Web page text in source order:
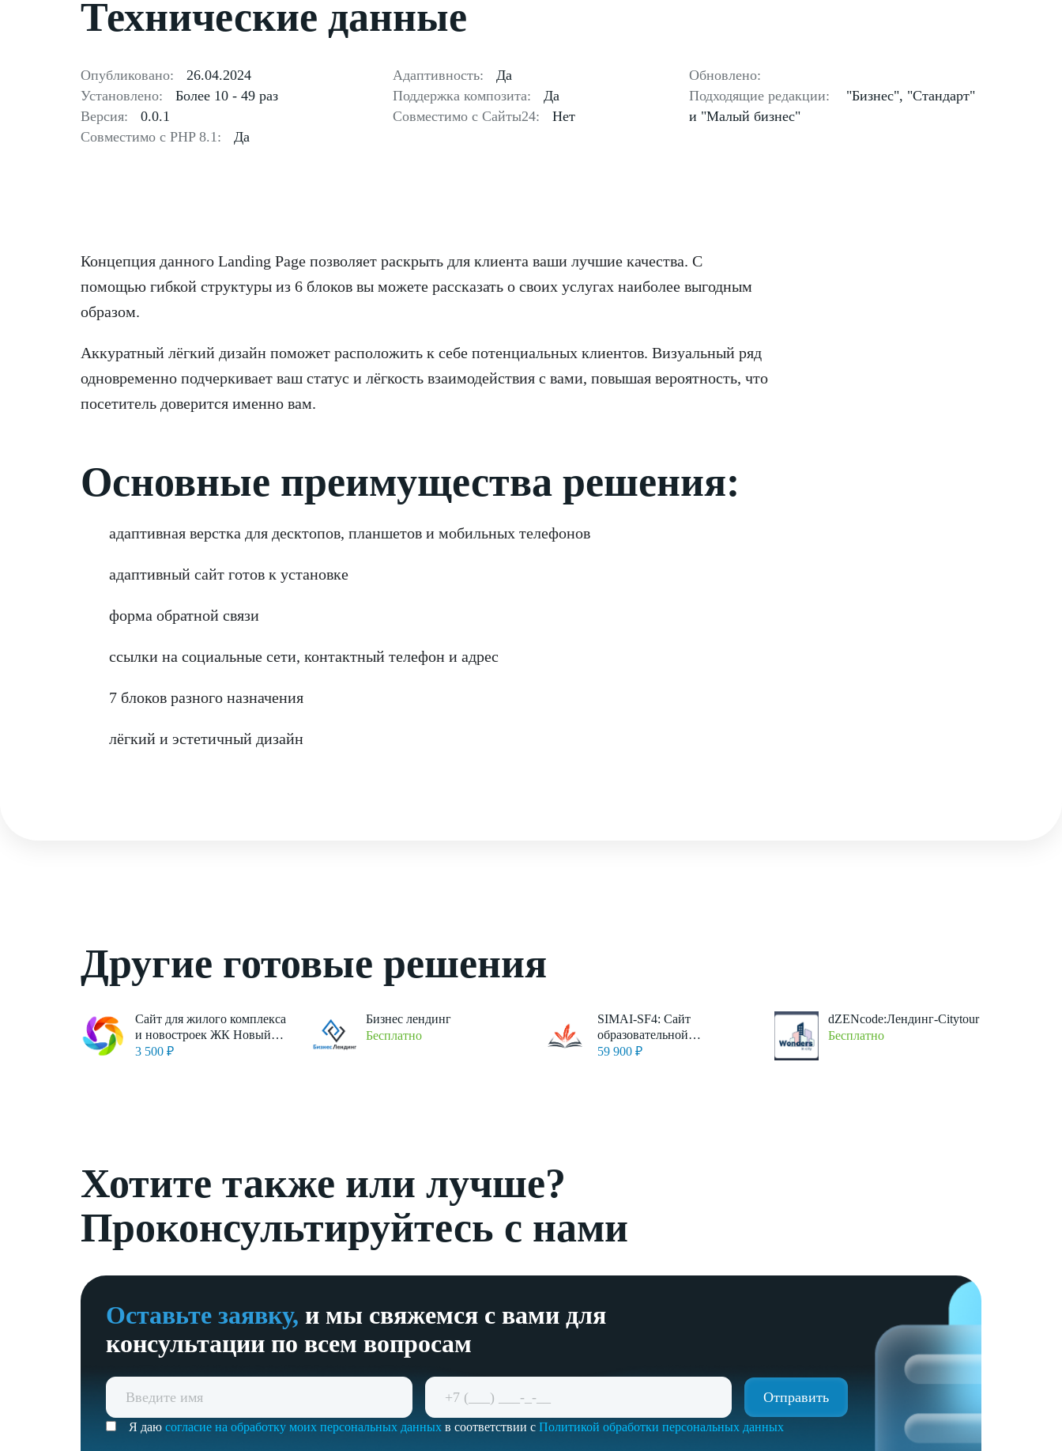
Технические данные
Опубликовано:
26.04.2024
Установлено:
Более 10 - 49 раз
Версия:
0.0.1
Совместимо с PHP 8.1:
Да
Адаптивность:
Да
Поддержка композита:
Да
Совместимо с Сайты24:
Нет
Обновлено:
Подходящие редакции:
"Бизнес", "Стандарт"
и "Малый бизнес"
Концепция данного Landing Page позволяет раскрыть для клиента ваши лучшие качества. С
помощью гибкой структуры из 6 блоков вы можете рассказать о своих услугах наиболее выгодным
образом.
Аккуратный лёгкий дизайн поможет расположить к себе потенциальных клиентов. Визуальный ряд
одновременно подчеркивает ваш статус и лёгкость взаимодействия с вами, повышая вероятность, что
посетитель доверится именно вам.
Основные преимущества решения:
адаптивная верстка для десктопов, планшетов и мобильных телефонов
адаптивный сайт готов к установке
форма обратной связи
ссылки на социальные сети, контактный телефон и адрес
7 блоков разного назначения
лёгкий и эстетичный дизайн
Другие готовые решения
Сайт для жилого комплекса
и новостроек ЖК Новый
Квартал
3 500 ₽
Бизнес лендинг
Бесплатно
SIMAI-SF4: Сайт
образовательной
организации – адаптивный
59 900 ₽
dZENcode:Лендинг-Citytour
Бесплатно
Хотите также или лучше?
Проконсультируйтесь с нами
Оставьте заявку, и мы свяжемся с вами для
консультации по всем вопросам
Я даю согласие на обработку моих персональных данных в соответствии с Политикой обработки персональных данных